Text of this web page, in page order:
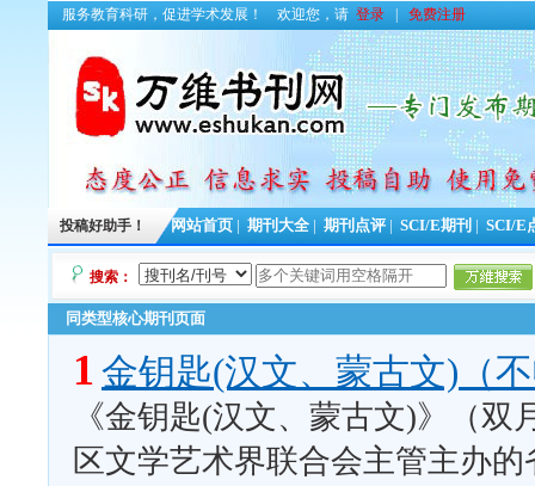
服务教育科研，促进学术发展！ 欢迎您，请 登录 免费注册
投稿好助手！ 网站首页 期刊大全 期刊点评 SCI/E期刊 SCI/E
搜索：
同类型核心期刊页面
1 金钥匙(汉文、蒙古文)（
《金钥匙(汉文、蒙古文)》（
区文学艺术界联合会主管主办